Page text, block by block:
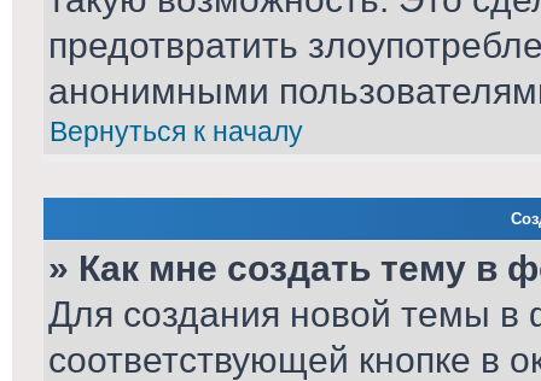
предотвратить
анонимными
Вернуться к началу
» Как мне создать тему в
Для создания новой темы
соответствующей кнопке в